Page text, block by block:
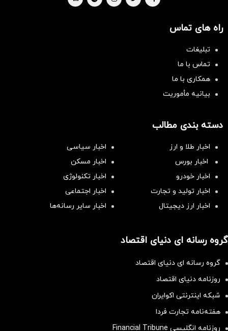
راه های تماس
تبلیغات
تماس با ما
همکاری با ما
بیانیه مأموریت
دسته بندی مطالب
اخبار طلا و ارز
اخبار سیاسی
اخبار بورس
اخبار مسکن
اخبار خودرو
اخبار تکنولوژی
اخبار تولید و تجارت
اخبار اجتماعی
اخبار ارز دیجیتال
اخبار سایر رسانه‌‌ها
گروه رسانه ای دنیای اقتصاد
گروه رسانه ای دنیای اقتصاد
روزنامه دنیای اقتصاد
شبکه اینترنتی اکوایران
هفته‌نامه تجارت فردا
روزنامه انگلیسی Financial Tribune